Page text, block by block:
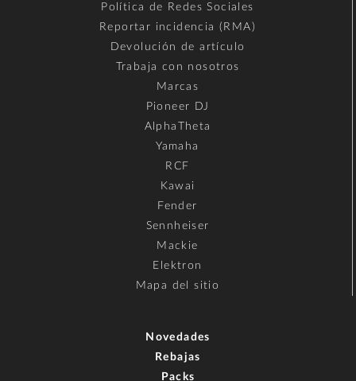
Política de Redes Sociales
Reportar incidencia (RMA)
Devolución de artículo
Trabaja con nosotros
Marcas
Pioneer DJ
AlphaTheta
Yamaha
RCF
Kawai
Fender
Sennheiser
Mackie
Elektron
Mapa del sitio
Novedades
Rebajas
Packs